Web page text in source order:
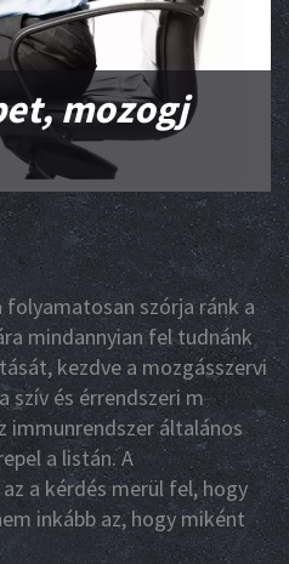
mozogj
szórja ránk a
mindannyian fel tudnánk
kezdve a mozgásszervi
szív és érrendszeri m
immunrendszer általános
a listán. A
a kérdés merül fel, hogy
inkább az, hogy miként